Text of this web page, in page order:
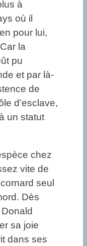
à
où il
pour lui,
la
pu
et par là-
de
d’esclave,
un statut
chez
vite de
seul
Dès
sa joie
dans ses